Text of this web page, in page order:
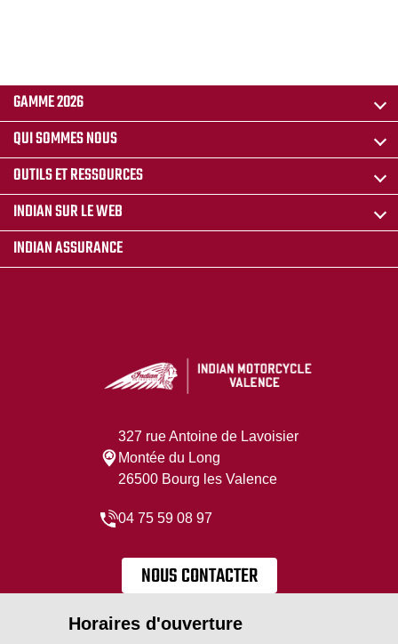
GAMME 2026
QUI SOMMES NOUS
OUTILS ET RESSOURCES
INDIAN SUR LE WEB
INDIAN ASSURANCE
327 rue Antoine de Lavoisier
Montée du Long
26500 Bourg les Valence
04 75 59 08 97
NOUS CONTACTER
Horaires d'ouverture